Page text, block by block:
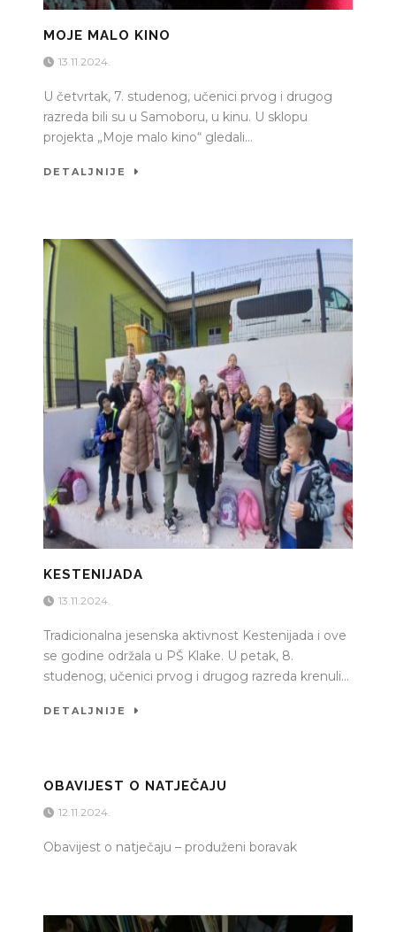
MOJE MALO KINO
13.11.2024.
U četvrtak, 7. studenog, učenici prvog i drugog
razreda bili su u Samoboru, u kinu. U sklopu
projekta „Moje malo kino“ gledali...
DETALJNIJE
KESTENIJADA
13.11.2024.
Tradicionalna jesenska aktivnost Kestenijada i ove
se godine održala u PŠ Klake. U petak, 8.
studenog, učenici prvog i drugog razreda krenuli...
DETALJNIJE
OBAVIJEST O NATJEČAJU
12.11.2024.
Obavijest o natječaju – produženi boravak